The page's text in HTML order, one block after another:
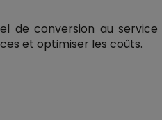
de conversion au
et optimiser les coûts.